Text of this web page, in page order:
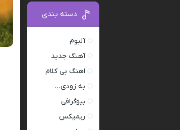
دسته بندی
آلبوم
آهنگ جدید
اهنگ بی کلام
به زودی…
بیوگرافی
ریمیکس